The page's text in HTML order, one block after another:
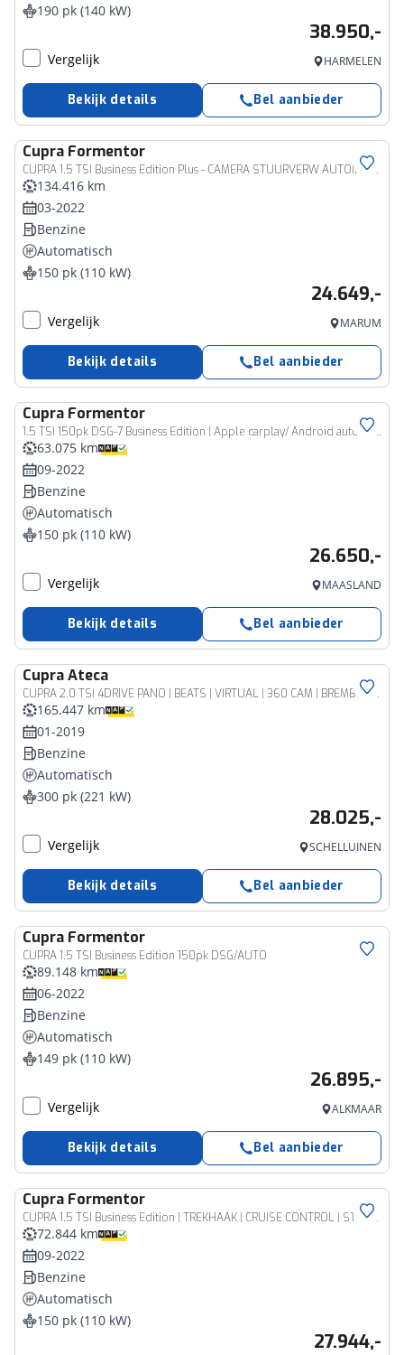
190 pk (140 kW)
38.950,-
Vergelijk HARMELEN
Bekijk details Bel aanbieder
Cupra Formentor
CUPRA 1.5 TSI Business Edition Plus - CAMERA STUURVERW AUTOMAAT
134.416 km
03-2022
Benzine
Automatisch
150 pk (110 kW)
24.649,-
Vergelijk MARUM
Bekijk details Bel aanbieder
Cupra Formentor
1.5 TSI 150pk DSG-7 Business Edition | Apple carplay/ Android auto | Camera | Stoel+Stuurverw. | Navigatie | All season banden | NAP | Rijklaar prijs!
63.075 km
09-2022
Benzine
Automatisch
150 pk (110 kW)
26.650,-
Vergelijk MAASLAND
Bekijk details Bel aanbieder
CupraAteca
CUPRA 2.0 TSI 4DRIVE PANO | BEATS | VIRTUAL | 360 CAM | BREMBO | ACC | BLINDSPOT | STOELVERW | ELEK TREKHAAK | LMV 19''
165.447 km
01-2019
Benzine
Automatisch
300 pk (221 kW)
28.025,-
Vergelijk SCHELLUINEN
Bekijk details Bel aanbieder
Cupra Formentor
CUPRA 1.5 TSI Business Edition 150pk DSG/AUTO
89.148 km
06-2022
Benzine
Automatisch
149 pk (110 kW)
26.895,-
Vergelijk ALKMAAR
Bekijk details Bel aanbieder
Cupra Formentor
CUPRA 1.5 TSI Business Edition | TREKHAAK | CRUISE CONTROL | STOELVERWARMING | CLIMATE CONTROL | CAMERA | DIGITAAL DASHBOARD | LED |
72.844 km
09-2022
Benzine
Automatisch
150 pk (110 kW)
27.944,-